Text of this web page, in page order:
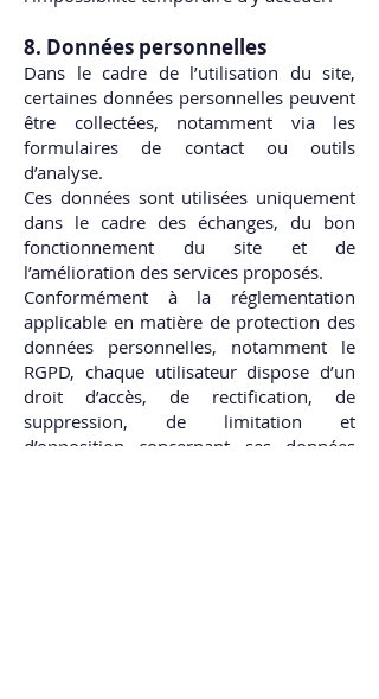
8. Données personnelles
Dans le cadre de l’utilisation du site,
certaines données personnelles peuvent
être collectées, notamment via les
formulaires de contact ou outils
d’analyse.
Ces données sont utilisées uniquement
dans le cadre des échanges, du bon
fonctionnement du site et de
l’amélioration des services proposés.
Conformément à la réglementation
applicable en matière de protection des
données personnelles, notamment le
RGPD, chaque utilisateur dispose d’un
droit d’accès, de rectification, de
suppression, de limitation et
d’opposition concernant ses données